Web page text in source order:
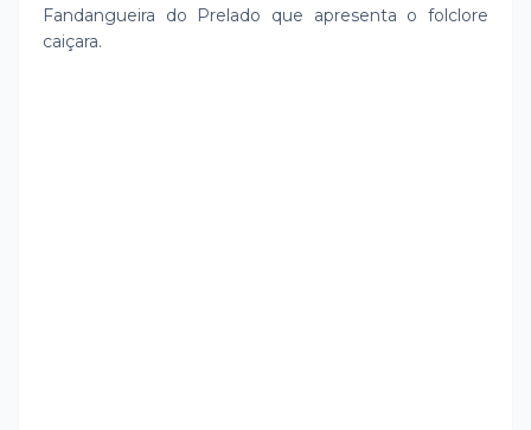
Fandangueira do Prelado que apresenta o folclore
caiçara.